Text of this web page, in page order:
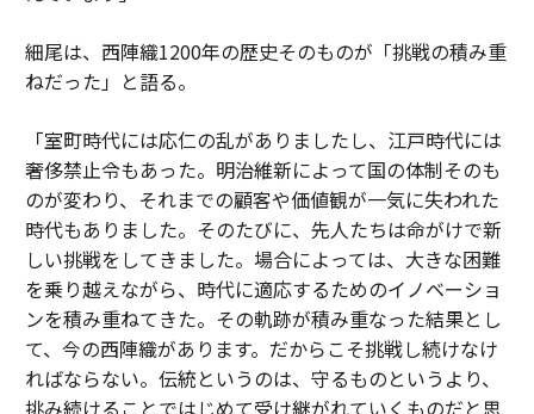
細尾は、西陣織1200年の歴史そのものが「挑戦の積み重
ねだった」と語る。
「室町時代には応仁の乱がありましたし、江戸時代には
奢侈禁止令もあった。明治維新によって国の体制そのも
のが変わり、それまでの顧客や価値観が一気に失われた
時代もありました。そのたびに、先人たちは命がけで新
しい挑戦をしてきました。場合によっては、大きな困難
を乗り越えながら、時代に適応するためのイノベーショ
ンを積み重ねてきた。その軌跡が積み重なった結果とし
て、今の西陣織があります。だからこそ挑戦し続けなけ
ればならない。伝統というのは、守るものというより、
挑み続けることではじめて受け継がれていくものだと思